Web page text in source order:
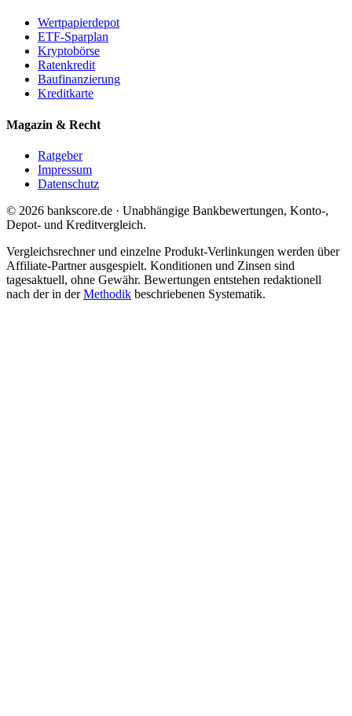
Wertpapierdepot
ETF-Sparplan
Kryptobörse
Ratenkredit
Baufinanzierung
Kreditkarte
Magazin & Recht
Ratgeber
Impressum
Datenschutz
© 2026 bankscore.de · Unabhängige Bankbewertungen, Konto-,
Depot- und Kreditvergleich.
Vergleichsrechner und einzelne Produkt-Verlinkungen werden über
Affiliate-Partner ausgespielt. Konditionen und Zinsen sind
tagesaktuell, ohne Gewähr. Bewertungen entstehen redaktionell
nach der in derMethodik beschriebenen Systematik.